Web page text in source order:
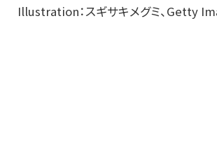
Illustration：スギサキメグミ、Getty